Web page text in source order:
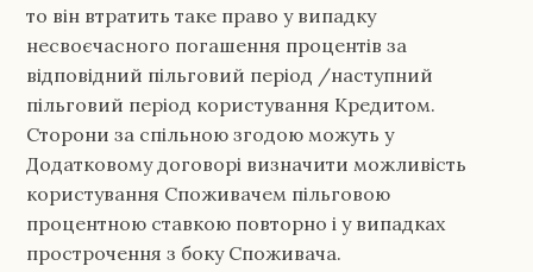
то він втратить таке право у випадку
несвоєчасного погашення процентів за
відповідний пільговий період /наступний
пільговий період користування Кредитом.
Сторони за спільною згодою можуть у
Додатковому договорі визначити можливість
користування Споживачем пільговою
процентною ставкою повторно і у випадках
прострочення з боку Споживача.